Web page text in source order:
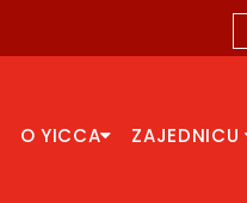
O YICCA ZAJEDNICU